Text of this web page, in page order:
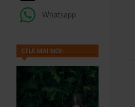
Whatsapp
CELE MAI NOI